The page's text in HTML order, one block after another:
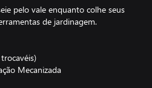
pelo vale enquanto colhe seus
de jardinagem.
Mecanizada